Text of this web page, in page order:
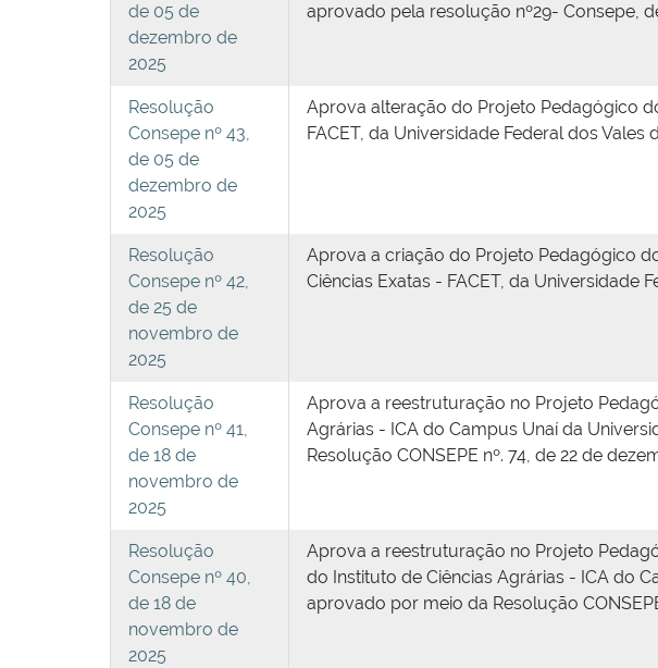
de 05 de
dezembro de
2025
aprovado pela resolução nº29- Consepe,
Resolução
Consepe nº 43,
de 05 de
dezembro de
2025
Aprova alteração do Projeto Pedagógico
FACET, da Universidade Federal dos
Resolução
Consepe nº 42,
de 25 de
novembro de
2025
Aprova a criação do Projeto Pedagógico
Ciências Exatas - FACET, da Universidade
Resolução
Consepe nº 41,
de 18 de
novembro de
2025
Aprova a reestruturação no Projeto
Agrárias - ICA do Campus Unaí da
Resolução CONSEPE nº. 74, de 22 de
Resolução
Consepe nº 40,
de 18 de
novembro de
2025
Aprova a reestruturação no Projeto
do Instituto de Ciências Agrárias - ICA do
aprovado por meio da Resolução